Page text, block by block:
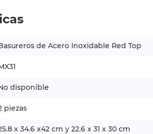
de Acero Inoxidable Red Top
disponible
piezas
x 34.6 x42 cm y 22.6 x 31 x 30 cm